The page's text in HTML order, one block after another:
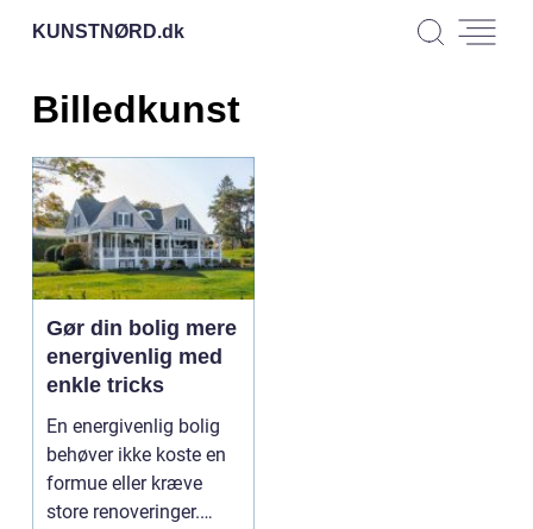
KUNSTNØRD.dk
Billedkunst
Gør din bolig mere
energivenlig med
enkle tricks
En energivenlig bolig
behøver ikke koste en
formue eller kræve
store renoveringer.